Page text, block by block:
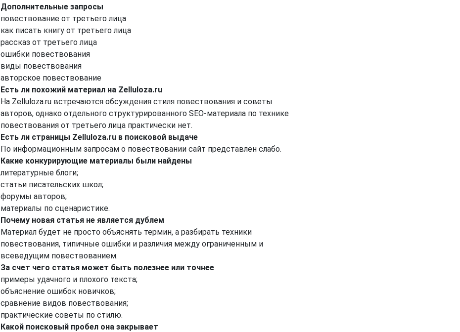
Дополнительные запросы
повествование от третьего лица
как писать книгу от третьего лица
рассказ от третьего лица
ошибки повествования
виды повествования
авторское повествование
Есть ли похожий материал на Zelluloza.ru
На Zelluloza.ru встречаются обсуждения стиля повествования и советы
авторов, однако отдельного структурированного SEO-материала по технике
повествования от третьего лица практически нет.
Есть ли страницы Zelluloza.ru в поисковой выдаче
По информационным запросам о повествовании сайт представлен слабо.
Какие конкурирующие материалы были найдены
литературные блоги;
статьи писательских школ;
форумы авторов;
материалы по сценаристике.
Почему новая статья не является дублем
Материал будет не просто объяснять термин, а разбирать техники
повествования, типичные ошибки и различия между ограниченным и
всеведущим повествованием.
За счет чего статья может быть полезнее или точнее
примеры удачного и плохого текста;
объяснение ошибок новичков;
сравнение видов повествования;
практические советы по стилю.
Какой поисковый пробел она закрывает